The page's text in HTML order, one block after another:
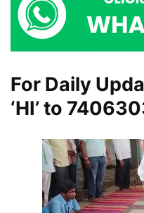
For Daily
‘HI’ to